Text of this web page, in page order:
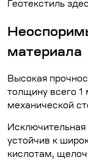
Геотекстиль
материала
Высокая
толщину всего 1
механической
Исключительная
устойчив к
кислотам,